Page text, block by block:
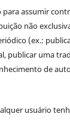
assumir
não
(ex.:
publicar uma
de
usuário